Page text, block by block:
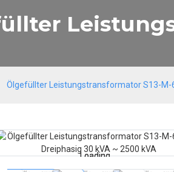
Ölgefüllter Leistungstransformator S13-M-
Loading...
Loading...